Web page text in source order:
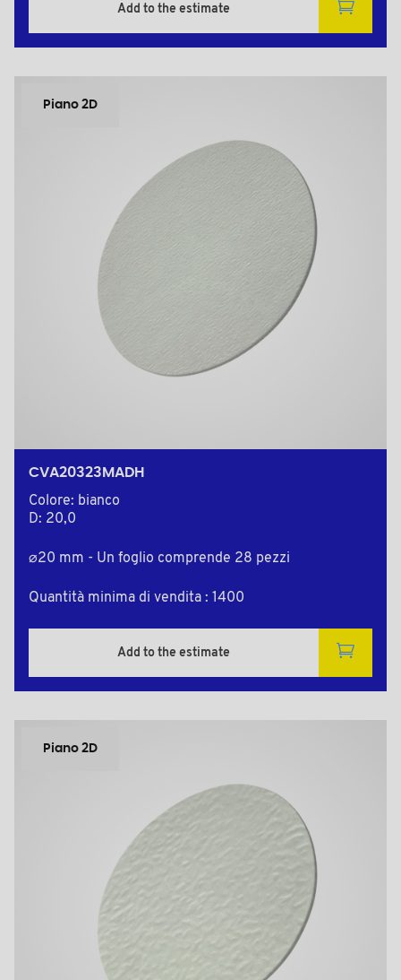
Add to the estimate
Piano 2D
CVA20323MADH
Colore: bianco
D: 20,0
⌀20 mm - Un foglio comprende 28 pezzi
Quantità minima di vendita : 1400
Add to the estimate
Piano 2D